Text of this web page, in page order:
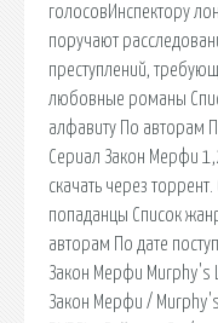
голосовИнспектору
поручают
преступлений,
любовные романы
алфавиту По авторам
Сериал Закон Мерфи
скачать через
попаданцы Список
авторам По дате
Закон Мерфи Murphy's
Закон Мерфи /